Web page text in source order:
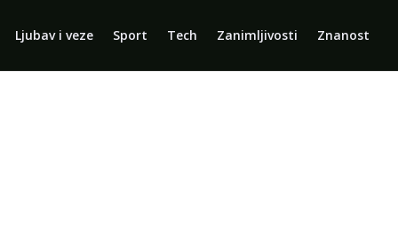
Ljubav i veze Sport Tech Zanimljivosti Znanost